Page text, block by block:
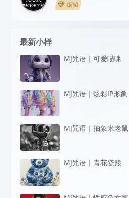
编辑
最新小样
MJ咒语｜可爱喵咪
MJ咒语｜炫彩IP形象
MJ咒语｜抽象米老鼠
MJ咒语｜青花瓷熊